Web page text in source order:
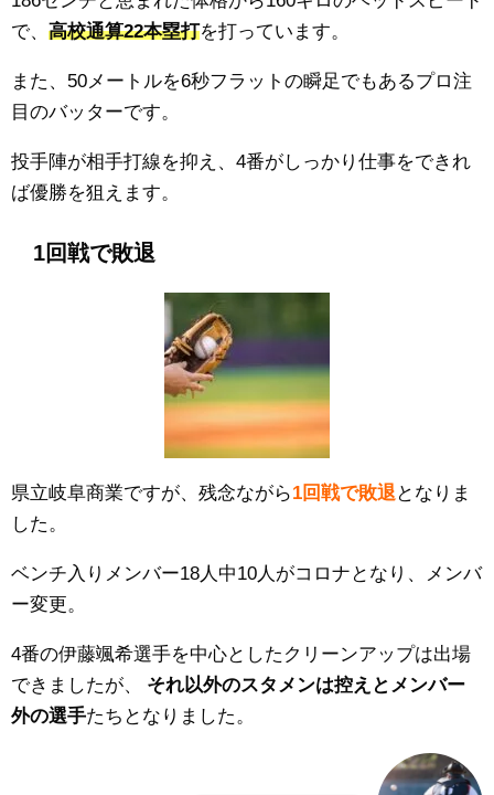
で、 高校通算22本塁打を打っています。
また、50メートルを6秒フラットの瞬足でもあるプロ注
目のバッターです。
投手陣が相手打線を抑え、4番がしっかり仕事をできれ
ば優勝を狙えます。
1回戦で敗退
県立岐阜商業ですが、残念ながら1回戦で敗退 となりま
した。
ベンチ入りメンバー18人中10人がコロナとなり、メンバ
ー変更。
4番の伊藤颯希選手を中心としたクリーンアップは出場
できましたが、
それ以外のスタメンは控えとメンバー
外の選手たちとなりました。